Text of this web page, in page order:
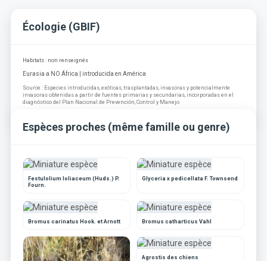
Écologie (GBIF)
Habitats : non renseignés
Eurasia a NO África | introducida en América
Source : Especies introducidas, exóticas, trasplantadas, invasoras y potencialmente
invasoras obtenidas a partir de fuentes primarias y secundarias, incorporadas en el
diagnóstico del Plan Nacional de Prevención, Control y Manejo
Espèces proches (même famille ou genre)
Festulolium loliaceum (Huds.) P.
Fourn.
Glyceria x pedicellata F. Townsend
Bromus carinatus Hook. et Arnott Bromus catharticus Vahl
Agrostis des chiens